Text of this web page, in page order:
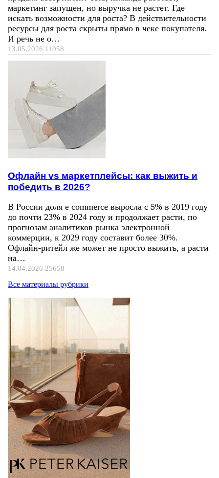
маркетинг запущен, но выручка не растет. Где
искать возможности для роста? В действительности
ресурсы для роста скрыты прямо в чеке покупателя.
И речь не о…
13.05.2026 11058
Офлайн vs маркетплейсы: как выжить и
победить в 2026?
В России доля e commerce выросла с 5% в 2019 году
до почти 23% в 2024 году и продолжает расти, по
прогнозам аналитиков рынка электронной
коммерции, к 2029 году составит более 30%.
Офлайн-ритейл же может не просто выжить, а расти
на…
14.04.2026 25658
Все материалы рубрики